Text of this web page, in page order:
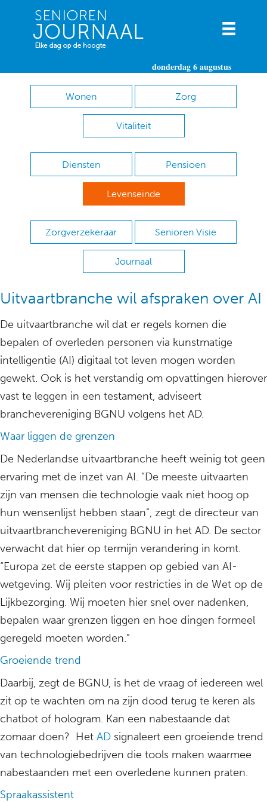
donderdag 6 augustus
Wonen Zorg
Vitaliteit
Diensten Pensioen
Levenseinde
Zorgverzekeraar Senioren Visie
Journaal
Uitvaartbranche wil afspraken over AI
De uitvaartbranche wil dat er regels komen die
bepalen of overleden personen via kunstmatige
intelligentie (AI) digitaal tot leven mogen worden
gewekt. Ook is het verstandig om opvattingen hierover
vast te leggen in een testament, adviseert
branchevereniging BGNU volgens het AD.
Waar liggen de grenzen
De Nederlandse uitvaartbranche heeft weinig tot geen
ervaring met de inzet van AI. “De meeste uitvaarten
zijn van mensen die technologie vaak niet hoog op
hun wensenlijst hebben staan”, zegt de directeur van
uitvaartbranchevereniging BGNU in het AD. De sector
verwacht dat hier op termijn verandering in komt.
“Europa zet de eerste stappen op gebied van AI-
wetgeving. Wij pleiten voor restricties in de Wet op de
Lijkbezorging. Wij moeten hier snel over nadenken,
bepalen waar grenzen liggen en hoe dingen formeel
geregeld moeten worden.”
Groeiende trend
Daarbij, zegt de BGNU, is het de vraag of iedereen wel
zit op te wachten om na zijn dood terug te keren als
chatbot of hologram. Kan een nabestaande dat
zomaar doen? Het AD signaleert een groeiende trend
van technologiebedrijven die tools maken waarmee
nabestaanden met een overledene kunnen praten.
Spraakassistent